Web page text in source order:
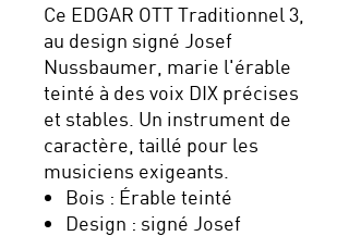
Ce EDGAR OTT Traditionnel 3,
au design signé Josef
Nussbaumer, marie l'érable
teinté à des voix DIX précises
et stables. Un instrument de
caractère, taillé pour les
musiciens exigeants.
Bois : Érable teinté
Design : signé Josef